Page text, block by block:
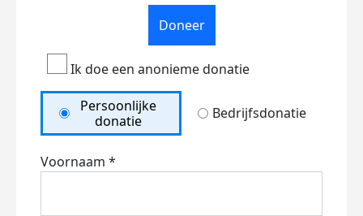
Doneer
Ik doe een anonieme donatie
Persoonlijke
donatie
Bedrijfsdonatie
Voornaam *